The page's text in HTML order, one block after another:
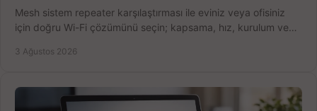
Mesh sistem repeater karşılaştırması ile eviniz veya ofisiniz
için doğru Wi-Fi çözümünü seçin; kapsama, hız, kurulum ve
3 Ağustos 2026